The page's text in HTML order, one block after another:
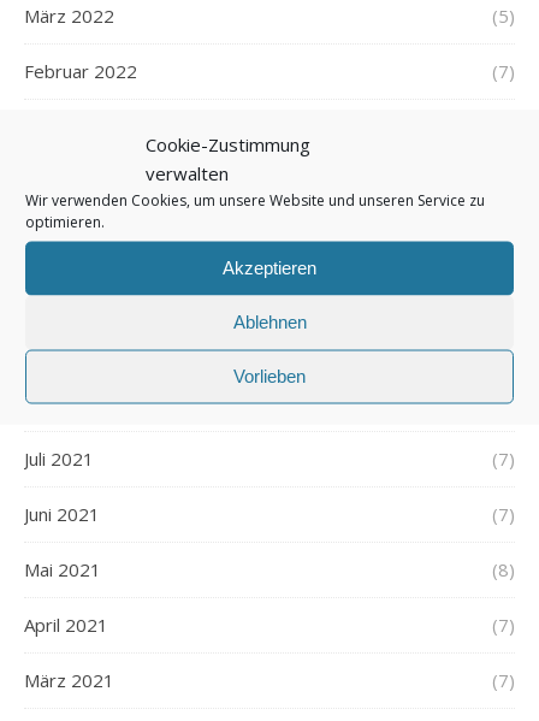
Cookie-Zustimmung
verwalten
Wir verwenden Cookies, um unsere Website und unseren Service zu
optimieren.
Akzeptieren
Ablehnen
Vorlieben
März 2022 (5)
Februar 2022 (7)
Dezember 2021
November 2021 (7)
Oktober 2021 (6)
September 2021 (7)
August 2021 (7)
Juli 2021 (7)
Juni 2021 (7)
Mai 2021 (8)
April 2021 (7)
März 2021 (7)